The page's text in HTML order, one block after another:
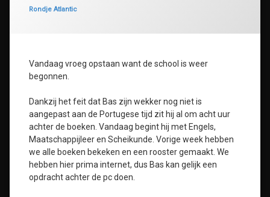
Categorieën:
Rondje Atlantic
Vandaag vroeg opstaan want de school is weer
begonnen.
Dankzij het feit dat Bas zijn wekker nog niet is
aangepast aan de Portugese tijd zit hij al om acht uur
achter de boeken. Vandaag begint hij met Engels,
Maatschappijleer en Scheikunde. Vorige week hebben
we alle boeken bekeken en een rooster gemaakt. We
hebben hier prima internet, dus Bas kan gelijk een
opdracht achter de pc doen.